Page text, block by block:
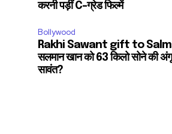
करनी पड़ीं C-ग्रेड फिल्में
Bollywood
Rakhi Sawant gift to
सलमान खान को 63 किलो सोने की
सावंत?